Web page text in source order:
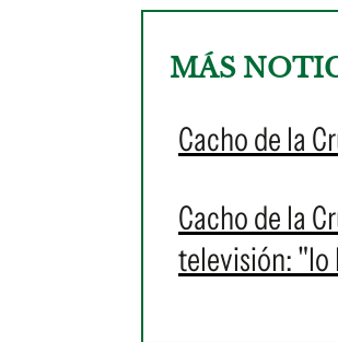
MÁS
Cacho de la
Cacho de la
televisión: "lo